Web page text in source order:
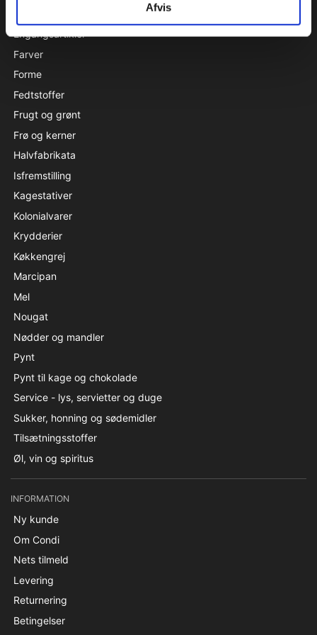
Afvis
Emballage & specialproduceret emballage
Engangsartikler
Farver
Forme
Fedtstoffer
Frugt og grønt
Frø og kerner
Halvfabrikata
Isfremstilling
Kagestativer
Kolonialvarer
Krydderier
Køkkengrej
Marcipan
Mel
Nougat
Nødder og mandler
Pynt
Pynt til kage og chokolade
Service - lys, servietter og duge
Sukker, honning og sødemidler
Tilsætningsstoffer
Øl, vin og spiritus
INFORMATION
Ny kunde
Om Condi
Nets tilmeld
Levering
Returnering
Betingelser